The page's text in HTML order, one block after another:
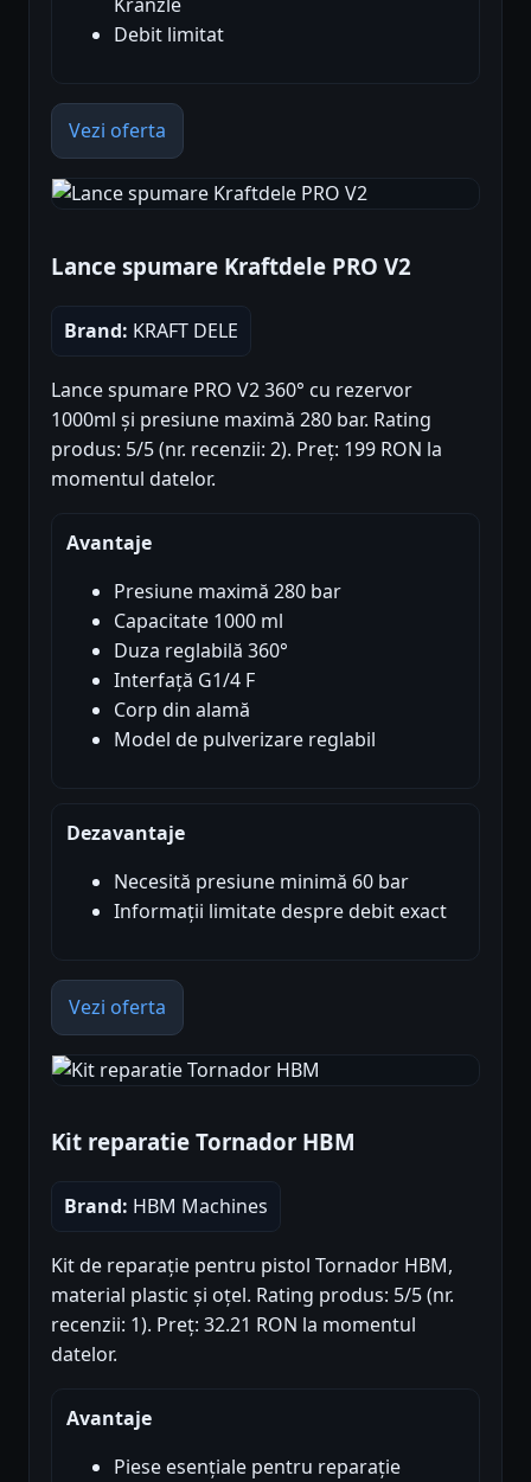
Debit limitat
Vezi oferta
Lance spumare Kraftdele PRO V2
Brand: KRAFT DELE
Lance spumare PRO V2 360° cu rezervor
1000ml și presiune maximă 280 bar. Rating
produs: 5/5 (nr. recenzii: 2). Preț: 199 RON la
momentul datelor.
Avantaje
Presiune maximă 280 bar
Capacitate 1000 ml
Duza reglabilă 360°
Interfață G1/4 F
Corp din alamă
Model de pulverizare reglabil
Dezavantaje
Necesită presiune minimă 60 bar
Informații limitate despre debit exact
Vezi oferta
Kit reparatie Tornador HBM
Brand: HBM Machines
Kit de reparație pentru pistol Tornador HBM,
material plastic și oțel. Rating produs: 5/5 (nr.
recenzii: 1). Preț: 32.21 RON la momentul
datelor.
Avantaje
Piese esențiale pentru reparație